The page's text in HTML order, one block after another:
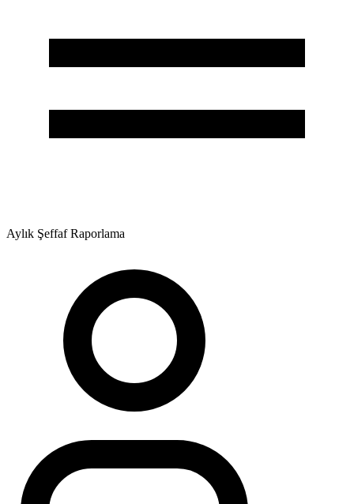
Aylık Şeffaf Raporlama